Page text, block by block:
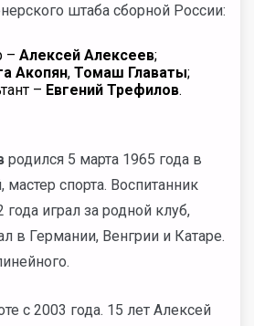
штаба сборной России:
– Алексей Алексеев;
Акопян, Томаш Главаты;
– Евгений Трефилов.
родился 5 марта 1965 года в
спорта. Воспитанник
играл за родной клуб,
в Германии, Венгрии и Катаре.
с 2003 года. 15 лет Алексей